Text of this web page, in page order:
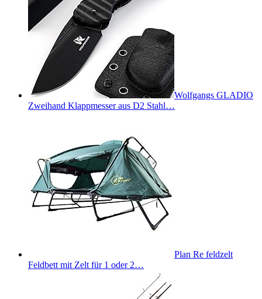
Wolfgangs GLADIO
Zweihand Klappmesser aus D2 Stahl…
Plan Re feldzelt
Feldbett mit Zelt für 1 oder 2…